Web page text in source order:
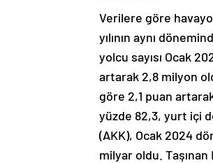
Verilere göre
yılının aynı
yolcu sayısı Ocak
artarak 2,8 milyon
göre 2,1 puan
yüzde 82,3, yurt içi
(AKK), Ocak 2024
milyar oldu.